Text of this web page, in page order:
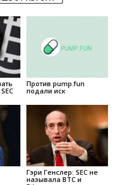
Против pump.fun
подали иск
Гэри Генслер: SEC не
называла BTC и